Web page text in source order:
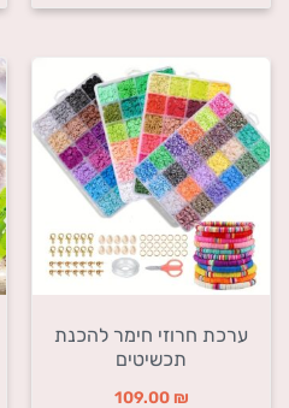
ערכת חרוזי חימר להכנת
תכשיטים
109.00 ₪